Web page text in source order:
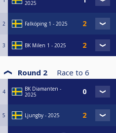
2025
2 Falköping 1 - 2025
3 BK Milen 1 - 2025
Round 2 Race to 6
4
BK Diamanten -
2025
5 Ljungby - 2025